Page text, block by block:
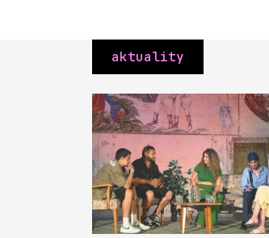
aktuality